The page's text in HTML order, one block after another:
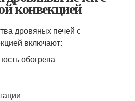
конвекцией
дровяных печей с
включают:
обогрева